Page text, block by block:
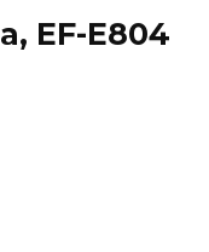
EF-E804